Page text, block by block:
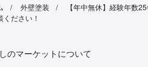
外壁塗装
【年中無休】経験年数
ください！
のマーケットについて